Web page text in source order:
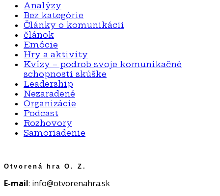
Analýzy
Bez kategórie
Články o komunikácii
článok
Emócie
Hry a aktivity
Kvízy – podrob svoje komunikačné
schopnosti skúške
Leadership
Nezaradené
Organizácie
Podcast
Rozhovory
Samoriadenie
Otvorená hra O. Z.
E-mail: info@otvorenahra.sk